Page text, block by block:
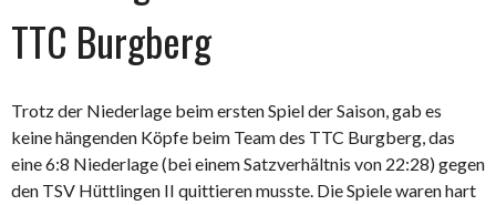
TTC Burgberg
Trotz der Niederlage beim ersten Spiel der Saison, gab es
keine hängenden Köpfe beim Team des TTC Burgberg, das
eine 6:8 Niederlage (bei einem Satzverhältnis von 22:28) gegen
den TSV Hüttlingen II quittieren musste. Die Spiele waren hart